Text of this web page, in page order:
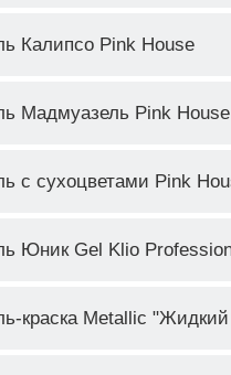
Калипсо Pink House
Мадмуазель Pink House
с сухоцветами Pink
Юник Gel Klio
краска Metallic